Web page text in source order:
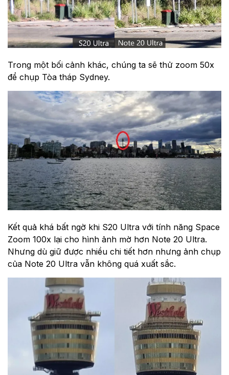
Trong một bối cảnh khác, chúng ta sẽ thử zoom 50x
để chụp Tòa tháp Sydney.
Kết quả khá bất ngờ khi S20 Ultra với tính năng Space
Zoom 100x lại cho hình ảnh mờ hơn Note 20 Ultra.
Nhưng dù giữ được nhiều chi tiết hơn nhưng ảnh chụp
của Note 20 Ultra vẫn không quá xuất sắc.